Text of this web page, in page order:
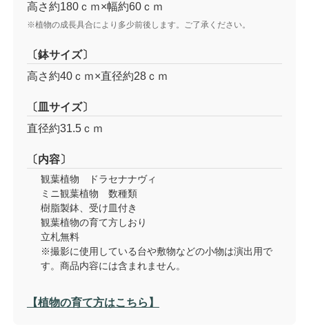
高さ約180ｃｍ×幅約60ｃｍ
※植物の成長具合により多少前後します。ご了承ください。
〔鉢サイズ〕
高さ約40ｃｍ×直径約28ｃｍ
〔皿サイズ〕
直径約31.5ｃｍ
〔内容〕
観葉植物 ドラセナナヴィ
ミニ観葉植物 数種類
樹脂製鉢、受け皿付き
観葉植物の育て方しおり
立札無料
※撮影に使用している台や敷物などの小物は演出用で
す。商品内容には含まれません。
【植物の育て方はこちら】